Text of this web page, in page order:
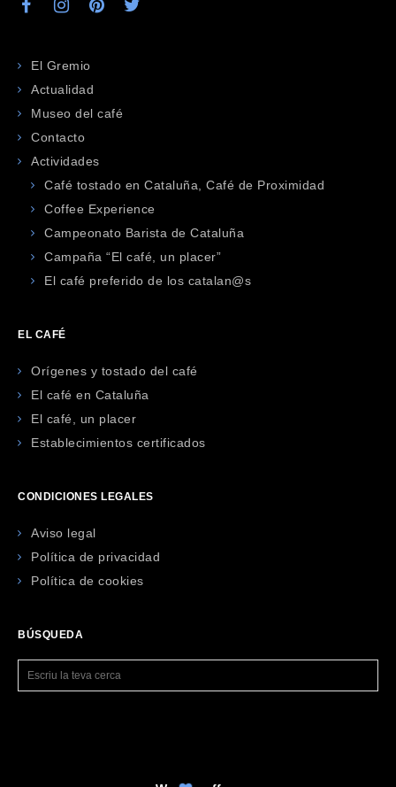
El Gremio
Actualidad
Museo del café
Contacto
Actividades
Café tostado en Cataluña, Café de Proximidad
Coffee Experience
Campeonato Barista de Cataluña
Campaña “El café, un placer”
El café preferido de los catalan@s
EL CAFÉ
Orígenes y tostado del café
El café en Cataluña
El café, un placer
Establecimientos certificados
CONDICIONES LEGALES
Aviso legal
Política de privacidad
Política de cookies
BÚSQUEDA